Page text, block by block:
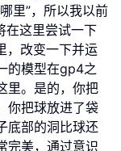
里”，所以我以前
在这里尝试一下
，改变一下并运
的模型在gp4之
里。是的，你把
你把球放进了袋
底部的洞比球还
完美，通过意识